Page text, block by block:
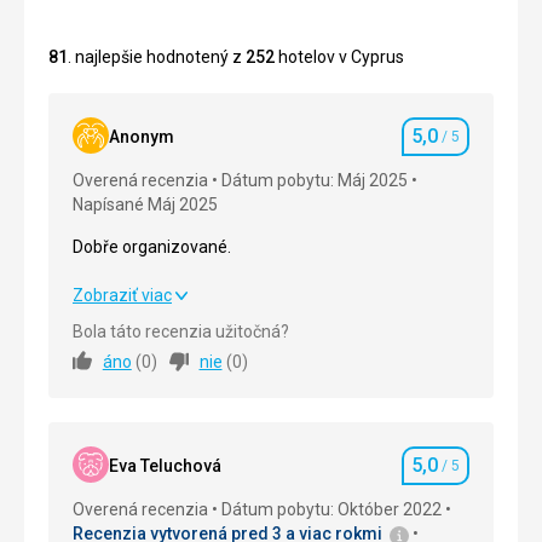
81. najlepšie hodnotený z 252 hotelov v Cyprus
Anonym Hodnotenie
5,0 / 5
Overená recenzia
Dátum pobytu: Máj 2025
Napísané Máj 2025
Dobře organizované.
Dobře organizované.
Strava
Služby 5,0/ 5
Cena
Zobraziť viac
Bola táto recenzia užitočná?
áno (0) nie (0)
Eva Teluchová Hodnotenie
5,0 / 5
Overená recenzia
Dátum pobytu: Október 2022
Recenzia vytvorená pred 3 a viac rokmi